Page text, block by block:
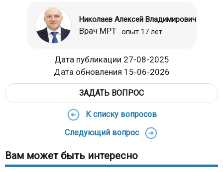
Николаев Алексей Владимирович
Врач МРТ опыт 17 лет
Дата публикации 27-08-2025
Дата обновления 15-06-2026
ЗАДАТЬ ВОПРОС
К списку вопросов
Следующий вопрос
Вам может быть интересно